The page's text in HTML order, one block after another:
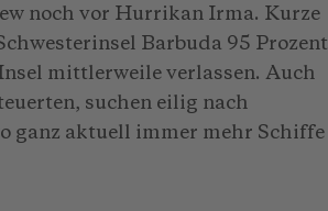
noch vor Hurrikan Irma. Kurze
Barbuda 95 Prozent
mittlerweile verlassen. Auch
suchen eilig nach
ganz aktuell immer mehr Schiffe